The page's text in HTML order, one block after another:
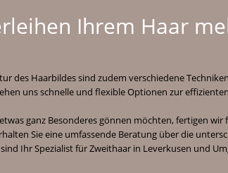
Ihrem Haar
des Haarbildes sind zudem verschiedene
uns schnelle und flexible Optionen zur
ganz Besonderes gönnen möchten, fertigen
Sie eine umfassende Beratung über die
Ihr Spezialist für Zweithaar in Leverkusen und